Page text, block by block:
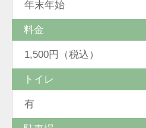
年末年始
料金
1,500円（税込）
トイレ
有